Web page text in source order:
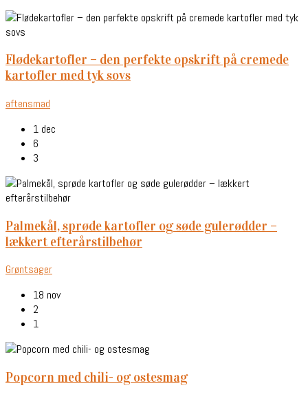
flødekartofler – den perfekte opskrift på cremede
kartofler med tyk sovs
aftensmad
1 dec
6
3
palmekål, sprøde kartofler og søde gulerødder –
lækkert efterårstilbehør
Grøntsager
18 nov
2
1
popcorn med chili- og ostesmag